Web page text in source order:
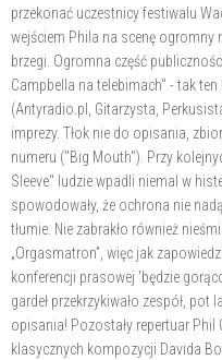
przekonać uczestnicy festiwalu
wejściem Phila na scenę ogromny
brzegi. Ogromna część
Campbella na telebimach" - tak
(Antyradio.pl, Gitarzysta,
imprezy. Tłok nie do opisania,
numeru ("Big Mouth"). Przy
Sleeve" ludzie wpadli niemal w
spowodowały, że ochrona nie
tłumie. Nie zabrakło również
„Orgasmatron”, więc jak
konferencji prasowej 'będzie
gardeł przekrzykiwało zespół,
opisania! Pozostały repertuar
klasycznych kompozycji Davida